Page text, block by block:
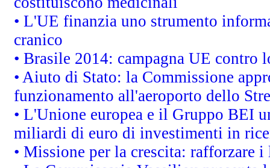
• L'UE finanzia uno strumento
cranico
• Brasile 2014: campagna UE contro
• Aiuto di Stato: la Commissione
funzionamento all'aeroporto dello
• L'Unione europea e il Gruppo BEI
miliardi di euro di investimenti in
• Missione per la crescita: rafforzare